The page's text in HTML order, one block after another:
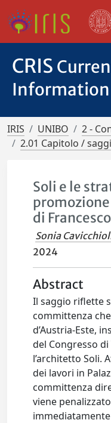
CRIS
Information
IRIS UNIBO
2 -
2.01 Capitolo /
Soli e le
di
Sonia
2024
Abstract
Il saggio riflette
committenza
d’Austria-Este,
del Congresso
l’architetto Soli.
dei lavori in
committenza
viene